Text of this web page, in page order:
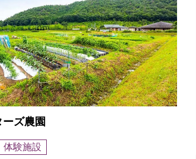
ズ農園
体験施設